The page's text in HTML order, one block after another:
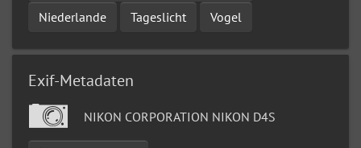
Niederlande
Tageslicht Vogel
Exif-Metadaten
NIKON CORPORATION NIKON D4S